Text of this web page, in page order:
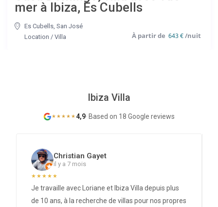
643 €
mer à Ibiza, Es Cubells
Es Cubells,San José
Location /Villa
Ibiza Villa
★ ★ ★ ★ ★ 4,9· Based on 18 Google reviews
Christian Gayet
il y a 7 mois
★ ★ ★ ★ ★
Je travaille avec Loriane et Ibiza Villa depuis plus
de 10 ans, à la recherche de villas pour nos propres